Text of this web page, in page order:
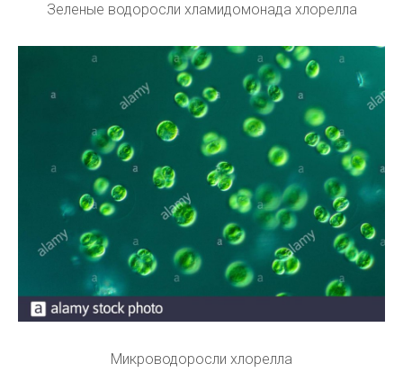
Зеленые водоросли хламидомонада хлорелла
Микроводоросли хлорелла